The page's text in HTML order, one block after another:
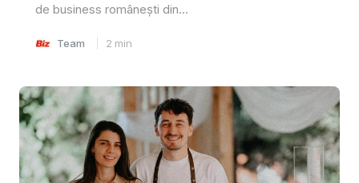
de business românești din...
Team 2 min